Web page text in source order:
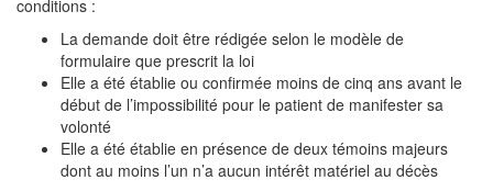
conditions :
La demande doit être rédigée selon le modèle de
formulaire que prescrit la loi
Elle a été établie ou confirmée moins de cinq ans avant le
début de l’impossibilité pour le patient de manifester sa
volonté
Elle a été établie en présence de deux témoins majeurs
dont au moins l’un n’a aucun intérêt matériel au décès